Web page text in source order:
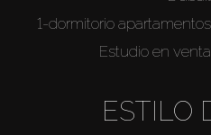
1-dormitorio
Estudio en
ESTILO